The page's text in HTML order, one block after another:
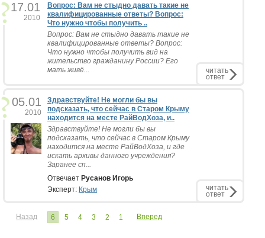
17.01
2010
Вопрос: Вам не стыдно давать такие не
квалифицированные ответы? Вопрос:
Что нужно чтобы получить ..
Вопрос: Вам не стыдно давать такие не
квалифицированные ответы? Вопрос:
Что нужно чтобы получить вид на
жительство гражданину России? Его
мать живё...
читать
ответ
05.01
2010
Здравствуйте! Не могли бы вы
подсказать, что сейчас в Старом Крыму
находится на месте РайВодХоза, и..
Здравствуйте! Не могли бы вы
подсказать, что сейчас в Старом Крыму
находится на месте РайВодХоза, и где
искать архивы данного учреждения?
Заранее сп...
Отвечает Русанов Игорь
Эксперт: Крым читать
ответ
Назад 6 5 4 3 2 1 Вперед